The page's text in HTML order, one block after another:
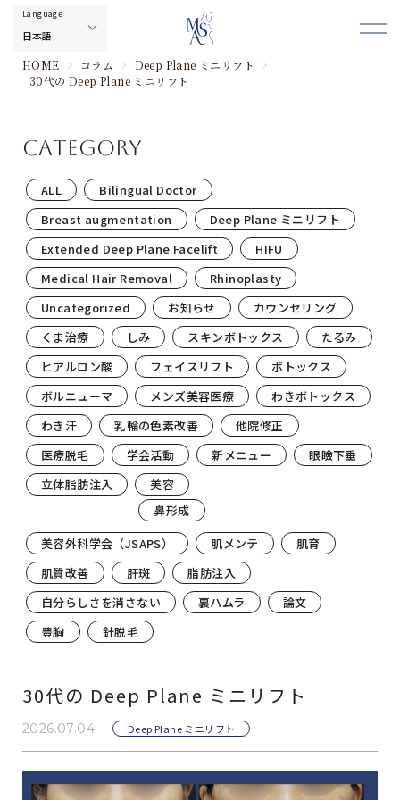
HOME > コラム > Deep Plane ミニリフト
>
30代の Deep Plane ミニリフト
category
ALL
Bilingual Doctor
Breast augmentation
Deep Plane ミニリフト
Extended Deep Plane Facelift
HIFU
Medical Hair Removal
Rhinoplasty
Uncategorized
お知らせ
カウンセリング
くま治療
しみ スキンボトックス
たるみ
ヒアルロン酸
フェイスリフト
ボトックス
ボルニューマ
メンズ美容医療
わきボトックス
わき汗
乳輪の色素改善
他院修正
医療脱毛
学会活動 新メニュー
眼瞼下垂
立体脂肪注入
美容
鼻形成
美容外科学会（JSAPS）
肌メンテ
肌育
肌質改善
肝斑
脂肪注入
自分らしさを消さない
裏ハムラ
論文
豊胸
針脱毛
30代の Deep Plane ミニリフト
2026.07.04 Deep Plane ミニリフト